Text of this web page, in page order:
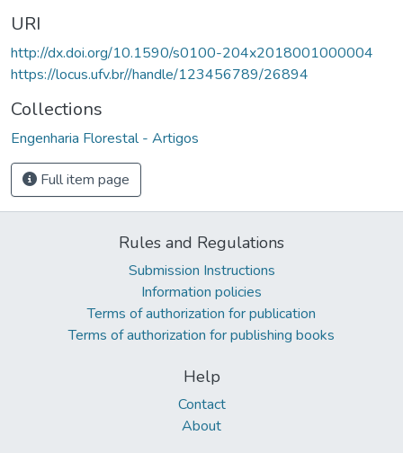
URI
http://dx.doi.org/10.1590/s0100-204x2018001000004
https://locus.ufv.br//handle/123456789/26894
Collections
Engenharia Florestal - Artigos
Full item page
Rules and Regulations
Submission Instructions
Information policies
Terms of authorization for publication
Terms of authorization for publishing books
Help
Contact
About